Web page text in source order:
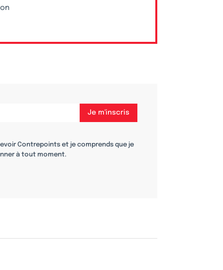
Contrepoints et je comprends que je
à tout moment.